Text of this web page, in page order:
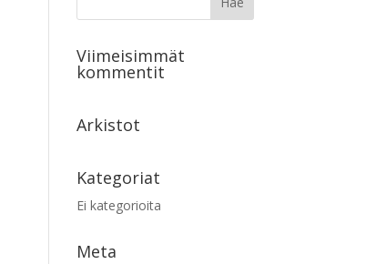
Viimeisimmät
kommentit
Arkistot
Kategoriat
Ei kategorioita
Meta